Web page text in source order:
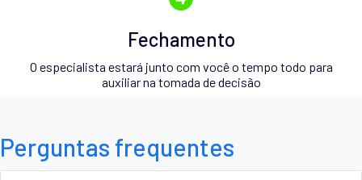
Fechamento
O especialista estará junto com você o tempo todo para
auxiliar na tomada de decisão
Perguntas frequentes